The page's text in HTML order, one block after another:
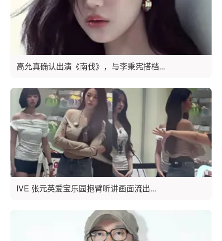
高允真确认出演《南伐》，与李秉宪搭档...
IVE 张元英爱宝乐园抱臂听讲画面流出...